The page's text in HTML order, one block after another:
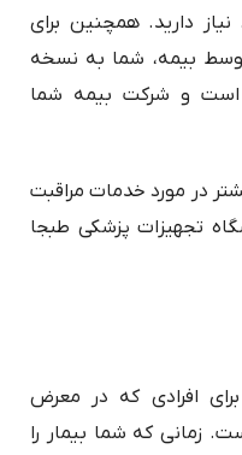
دارید. همچنین برای
توسط بیمه، شما به نسخه
است و شرکت بیمه شما
در مورد خدمات مراقبت
تجهیزات پزشکی طبجا
افرادی که در معرض
زمانی که شما بیمار را